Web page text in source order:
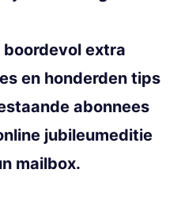
extra
en honderden tips
abonnees
jubileumeditie
mailbox.